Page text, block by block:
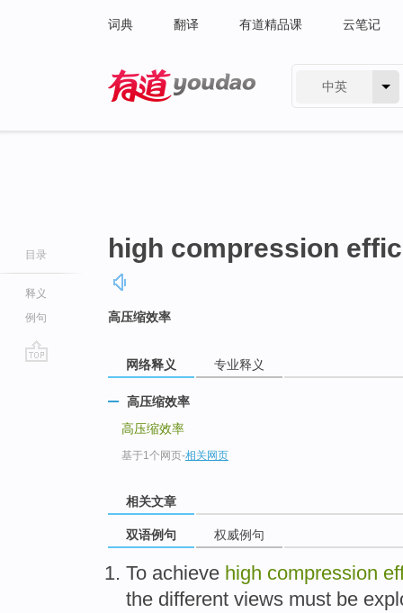
词典 翻译 有道精品课 云笔记
中英
目录
释义
例句
high compression
高压缩效率
网络释义 专业释义
高压缩效率
高压缩效率
基于1个网页-相关网页
相关文章
双语例句 权威例句
To achieve high compression
the different views must be